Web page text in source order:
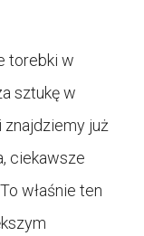
torebki w
sztukę w
już
ciekawsze
właśnie ten